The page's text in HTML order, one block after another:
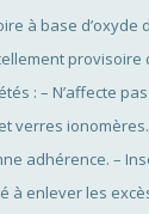
à base d’oxyde
: – N’affecte
verres
adhérence. –
à enlever les